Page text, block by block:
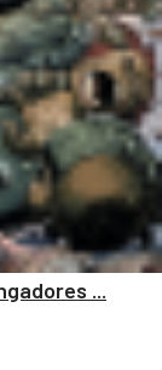
...